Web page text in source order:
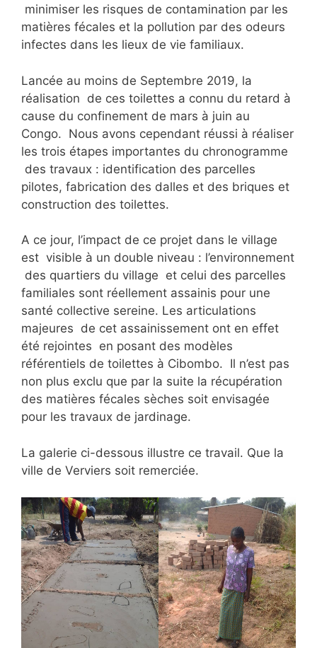
minimiser les risques de contamination par les
matières fécales et la pollution par des odeurs
infectes dans les lieux de vie familiaux.
Lancée au moins de Septembre 2019, la
réalisation de ces toilettes a connu du retard à
cause du confinement de mars à juin au
Congo. Nous avons cependant réussi à réaliser
les trois étapes importantes du chronogramme
des travaux : identification des parcelles
pilotes, fabrication des dalles et des briques et
construction des toilettes.
A ce jour, l’impact de ce projet dans le village
est visible à un double niveau : l’environnement
des quartiers du village et celui des parcelles
familiales sont réellement assainis pour une
santé collective sereine. Les articulations
majeures de cet assainissement ont en effet
été rejointes en posant des modèles
référentiels de toilettes à Cibombo. Il n’est pas
non plus exclu que par la suite la récupération
des matières fécales sèches soit envisagée
pour les travaux de jardinage.
La galerie ci-dessous illustre ce travail. Que la
ville de Verviers soit remerciée.